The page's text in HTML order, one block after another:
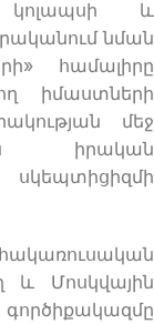
կոլապսի և
նման
համալիրը
իմաստների
մեջ
իրական
սկեպտիցիզմի
և Մոսկվային